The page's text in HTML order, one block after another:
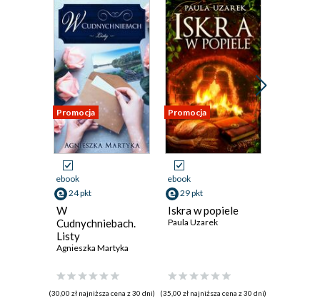
Promocja
ebook
24 pkt
W
Cudnychniebach.
Listy
Agnieszka Martyka
(30,00 zł najniższa cena z 30 dni)
Promocja
ebook
29 pkt
Iskra w popiele
Paula Uzarek
(35,00 zł najniższa cena z 30 dni)